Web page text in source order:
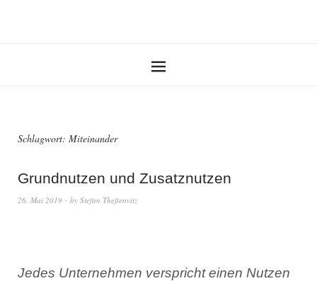
Schlagwort: Miteinander
Grundnutzen und Zusatznutzen
26. Mai 2019 by Stefan Theßenvitz
Jedes Unternehmen verspricht einen Nutzen